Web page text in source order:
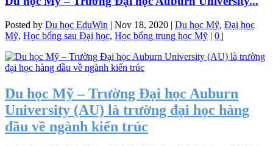
Posted by Du học EduWin | Nov 18, 2020 | Du học Mỹ, Đại học
Mỹ, Học bổng sau Đại học, Học bổng trung học Mỹ | 0 |
Du học Mỹ – Trường Đại học Auburn
University (AU) là trường đại học hàng
đầu về ngành kiến trúc